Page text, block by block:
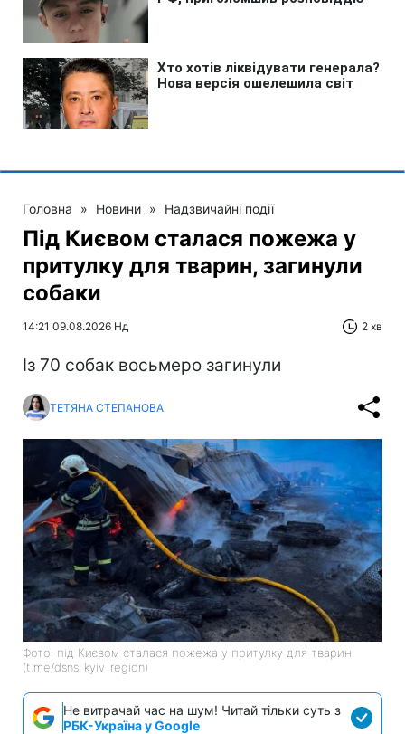
Головна » Новини » Надзвичайні події
Під Києвом сталася пожежа у
притулку для тварин, загинули
собаки
14:21 09.08.2026 Нд 2 хв
Із 70 собак восьмеро загинули
ТЕТЯНА СТЕПАНОВА
Фото: під Києвом сталася пожежа у притулку для тварин
(t.me/dsns_kyiv_region)
Не витрачай час на шум! Читай тільки суть з
РБК-Україна у Google